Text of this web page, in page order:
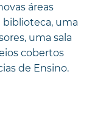
áreas
uma
uma sala
cobertos
de Ensino.